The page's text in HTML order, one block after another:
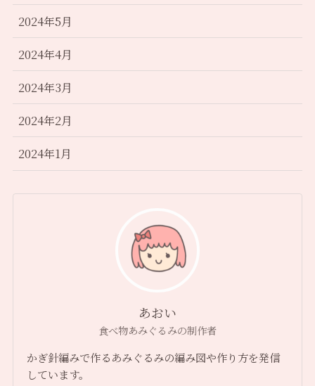
2024年5月
2024年4月
2024年3月
2024年2月
2024年1月
あおい
食べ物あみぐるみの制作者
かぎ針編みで作るあみぐるみの編み図や作り方を発信
しています。